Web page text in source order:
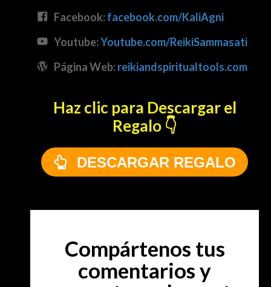
Facebook:facebook.com/KaliAgni
Youtube:Youtube.com/ReikiSammasati
Página Web:reikiandspiritualtools.com
Haz clic para Descargar el
Regalo 👇
DESCARGAR REGALO
Compártenos tus
comentarios y